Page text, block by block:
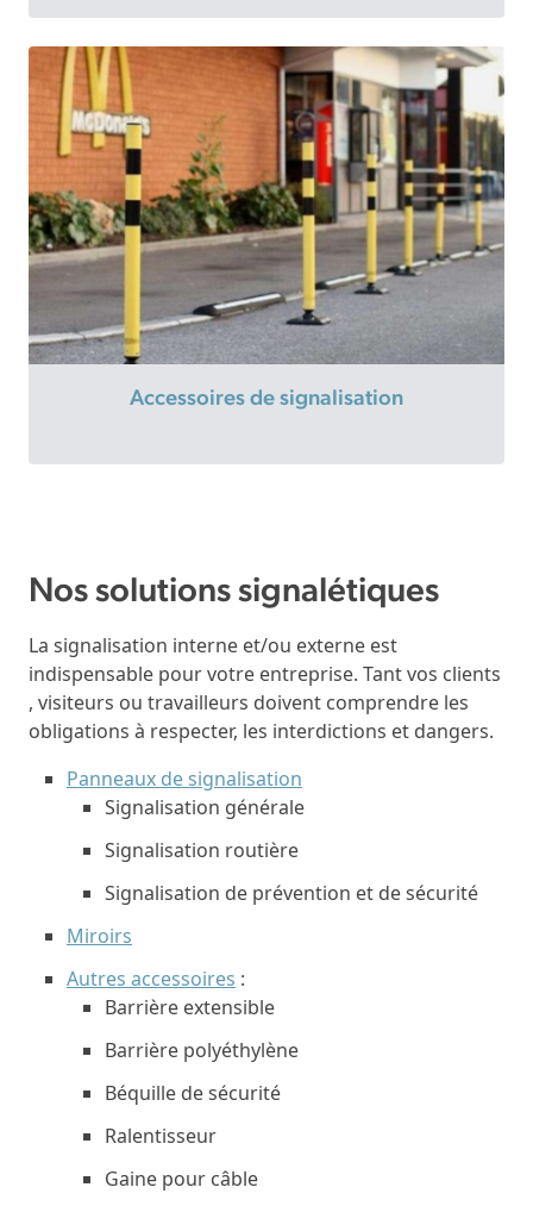
Accessoires de signalisation
Nos solutions signalétiques
La signalisation interne et/ou externe est
indispensable pour votre entreprise. Tant vos clients
, visiteurs ou travailleurs doivent comprendre les
obligations à respecter, les interdictions et dangers.
Panneaux de signalisation
Signalisation générale
Signalisation routière
Signalisation de prévention et de sécurité
Miroirs
Autres accessoires :
Barrière extensible
Barrière polyéthylène
Béquille de sécurité
Ralentisseur
Gaine pour câble